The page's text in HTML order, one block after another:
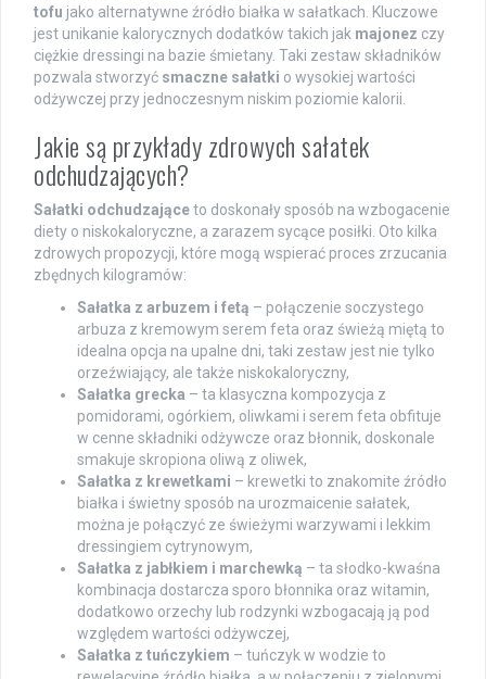
tofu jako alternatywne źródło białka w sałatkach. Kluczowe
jest unikanie kalorycznych dodatków takich jak majonez czy
ciężkie dressingi na bazie śmietany. Taki zestaw składników
pozwala stworzyć smaczne sałatki o wysokiej wartości
odżywczej przy jednoczesnym niskim poziomie kalorii.
Jakie są przykłady zdrowych sałatek
odchudzających?
Sałatki odchudzająceto doskonały sposób na wzbogacenie
diety o niskokaloryczne, a zarazem sycące posiłki. Oto kilka
zdrowych propozycji, które mogą wspierać proces zrzucania
zbędnych kilogramów:
Sałatka z arbuzem i fetą – połączenie soczystego
arbuza z kremowym serem feta oraz świeżą miętą to
idealna opcja na upalne dni, taki zestaw jest nie tylko
orzeźwiający, ale także niskokaloryczny,
Sałatka grecka – ta klasyczna kompozycja z
pomidorami, ogórkiem, oliwkami i serem feta obfituje
w cenne składniki odżywcze oraz błonnik, doskonale
smakuje skropiona oliwą z oliwek,
Sałatka z krewetkami – krewetki to znakomite źródło
białka i świetny sposób na urozmaicenie sałatek,
można je połączyć ze świeżymi warzywami i lekkim
dressingiem cytrynowym,
Sałatka z jabłkiem i marchewką – ta słodko-kwaśna
kombinacja dostarcza sporo błonnika oraz witamin,
dodatkowo orzechy lub rodzynki wzbogacają ją pod
względem wartości odżywczej,
Sałatka z tuńczykiem – tuńczyk w wodzie to